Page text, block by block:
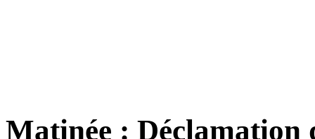
Matinée : Déclamation